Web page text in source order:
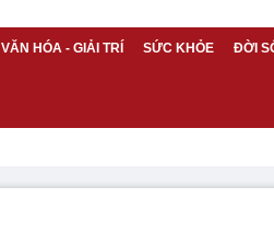
VĂN HÓA - GIẢI TRÍ SỨC KHỎE ĐỜI